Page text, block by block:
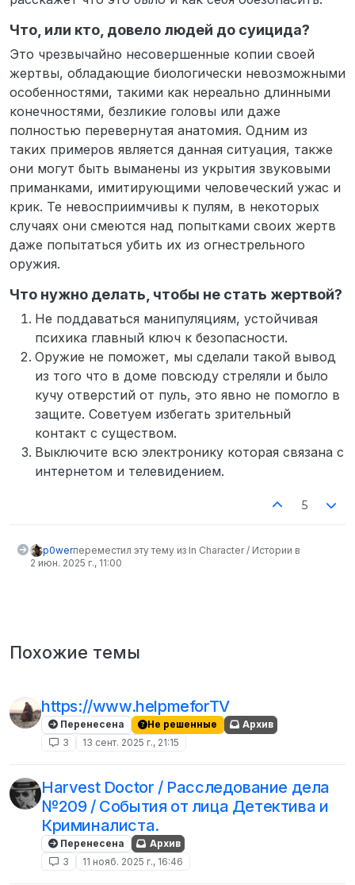
Что, или кто, довело людей до суицида?
Это чрезвычайно несовершенные копии своей
жертвы, обладающие биологически невозможными
особенностями, такими как нереально длинными
конечностями, безликие головы или даже
полностью перевернутая анатомия. Одним из
таких примеров является данная ситуация, также
они могут быть выманены из укрытия звуковыми
приманками, имитирующими человеческий ужас и
крик. Те невосприимчивы к пулям, в некоторых
случаях они смеются над попытками своих жертв
даже попытаться убить их из огнестрельного
оружия.
Что нужно делать, чтобы не стать жертвой?
Не поддаваться манипуляциям, устойчивая
психика главный ключ к безопасности.
Оружие не поможет, мы сделали такой вывод
из того что в доме повсюду стреляли и было
кучу отверстий от пуль, это явно не помогло в
защите. Советуем избегать зрительный
контакт с существом.
Выключите всю электронику которая связана с
интернетом и телевидением.
5
p0werпереместил эту тему из In Character / Истории в
2 июн. 2025 г., 11:00
Похожие темы
https://www.helpmeforTV
Перенесена Не решенные
Архив
3
13 сент. 2025 г., 21:15
Harvest Doctor / Расследование дела
№209 / События от лица Детектива и
Криминалиста.
Перенесена
Архив
3
11 нояб. 2025 г., 16:46